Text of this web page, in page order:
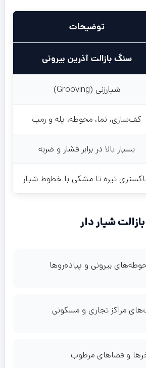
توضیحات
سنگ بازالت آذرین بیرونی
شیارزنی (Grooving)
کف‌سازی، نما، محوطه، پله و رمپ
بسیار بالا در برابر فشار و ضربه
تیره تا مشکی با خطوط شیار
شیار دار
بیرونی و پیاده‌روها
مراکز تجاری و مسکونی
و فضاهای مرطوب